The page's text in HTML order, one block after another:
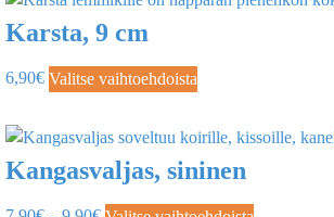
Karsta, 9 cm
6,90€ Valitse vaihtoehdoista
Kangasvaljas, sininen